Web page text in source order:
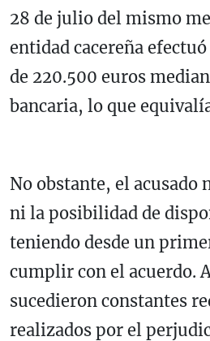
28 de julio del mismo
entidad cacereña
de 220.500 euros
bancaria, lo que
No obstante, el acusado
ni la posibilidad de
teniendo desde un
cumplir con el acuerdo.
sucedieron constantes
realizados por el